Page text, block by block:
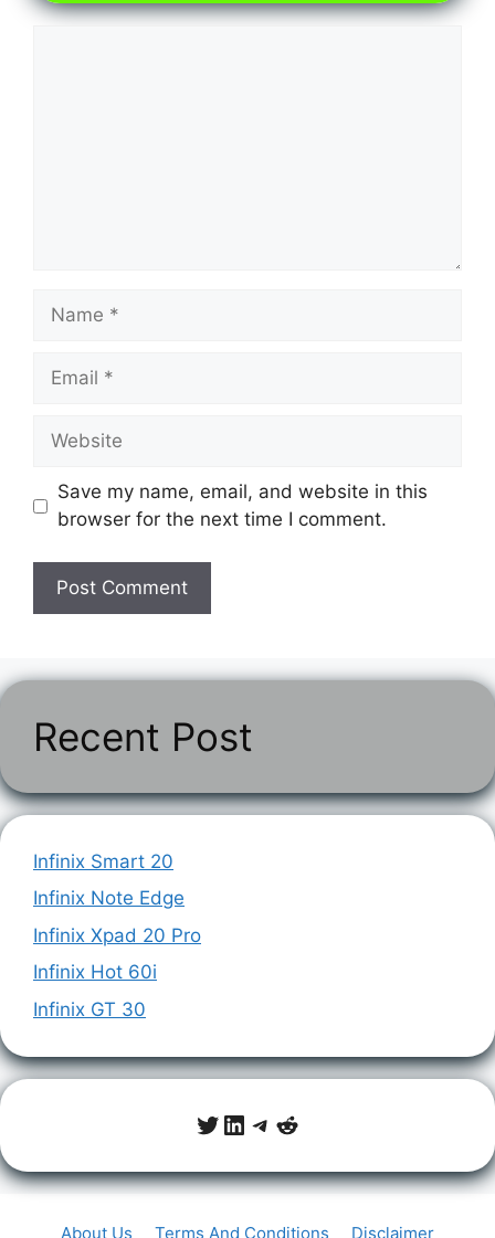
Name
Email
Website
Save my name, email, and website in this
browser for the next time I comment.
Recent Post
Infinix Smart 20
Infinix Note Edge
Infinix Xpad 20 Pro
Infinix Hot 60i
Infinix GT 30
Twitter
LinkedIn
Telegram
Reddit
About Us Terms And Conditions Disclaimer